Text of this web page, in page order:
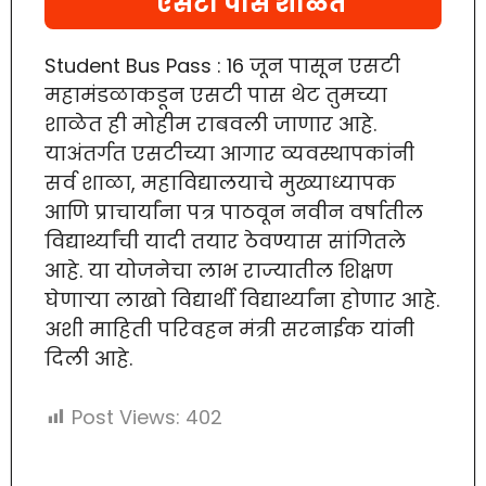
Student Bus Pass : 16 जून पासून एसटी
महामंडळाकडून एसटी पास थेट तुमच्या
शाळेत ही मोहीम राबवली जाणार आहे.
याअंतर्गत एसटीच्या आगार व्यवस्थापकांनी
सर्व शाळा, महाविद्यालयाचे मुख्याध्यापक
आणि प्राचार्यांना पत्र पाठवून नवीन वर्षातील
विद्यार्थ्यांची यादी तयार ठेवण्यास सांगितले
आहे. या योजनेचा लाभ राज्यातील शिक्षण
घेणाऱ्या लाखो विद्यार्थी विद्यार्थ्यांना होणार आहे.
अशी माहिती परिवहन मंत्री सरनाईक यांनी
दिली आहे.
Post Views: 402